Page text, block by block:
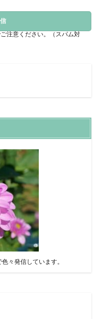
注意ください。（スパム対
々発信しています。